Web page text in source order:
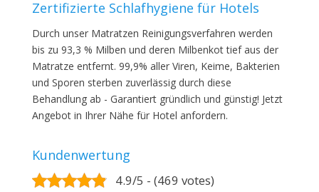
Zertifizierte Schlafhygiene für Hotels
Durch unser Matratzen Reinigungsverfahren werden
bis zu 93,3 % Milben und deren Milbenkot tief aus der
Matratze entfernt. 99,9% aller Viren, Keime, Bakterien
und Sporen sterben zuverlässig durch diese
Behandlung ab - Garantiert gründlich und günstig! Jetzt
Angebot in Ihrer Nähe für Hotel anfordern.
Kundenwertung
4.9/5 - (469 votes)